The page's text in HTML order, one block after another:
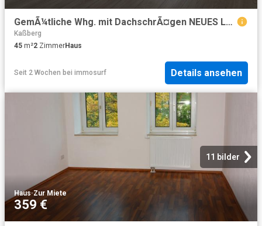
GemÃ¼tliche Whg. mit DachschrÃ¤gen NEUES Laminat u.v.m
Kaßberg
45 m²2 ZimmerHaus
Seit 2 Wochen bei immosurf Details ansehen
11 bilder
Haus·Zur Miete
359 €